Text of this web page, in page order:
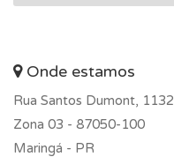
Onde estamos
Rua Santos Dumont, 1132
Zona 03 - 87050-100
Maringá - PR